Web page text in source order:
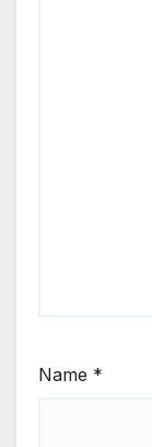
Name *